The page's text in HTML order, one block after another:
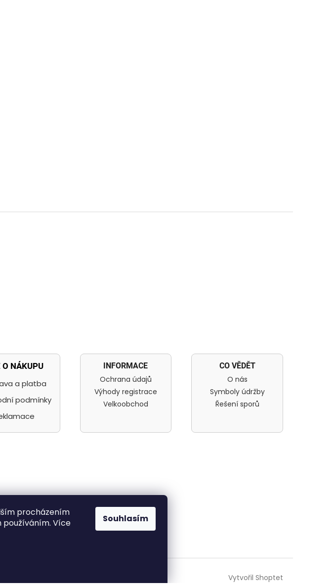
procházením
používáním. Více
Souhlasím
O NÁKUPU
a platba
podmínky
INFORMACE
Ochrana údajů
Výhody registrace
Velkoobchod
CO VĚDĚT
O nás
Symboly údržby
Řešení sporů
mít.
Vytvořil Shoptet